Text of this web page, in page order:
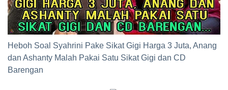
Heboh Soal Syahrini Pake Sikat Gigi Harga 3 Juta, Anang
dan Ashanty Malah Pakai Satu Sikat Gigi dan CD
Barengan